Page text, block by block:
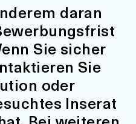
daran
Sie sicher
Sie
oder
Inserat